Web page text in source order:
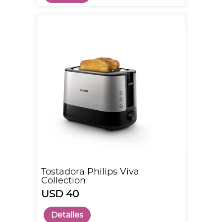
Tostadora Philips Viva
Collection
USD 40
Detalles